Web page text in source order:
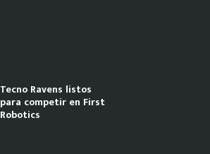
Tecno Ravens listos
para competir en First
Robotics